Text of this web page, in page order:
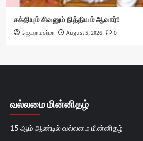
சக்தியும் சிவனும் நித்தியம் ஆவார்!
ஜெயராமசர்மா August 5, 2026 0
வல்லமை மின்னிதழ்
15 ஆம் ஆண்டில் வல்லமை மின்னிதழ்